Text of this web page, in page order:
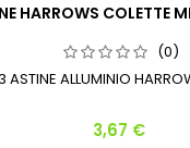
HARROWS COLETTE
(0)
ASTINE ALLUMINIO
Prezzo
3,67 €